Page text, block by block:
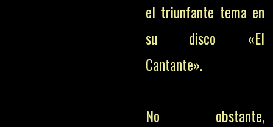
el triunfante tema en
su disco «El
Cantante».
No obstante,